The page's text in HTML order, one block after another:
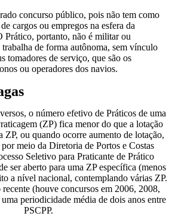
concurso público, pois não tem como
cargos ou empregos na esfera da
Prático, portanto, não é militar ou
de forma autônoma, sem vínculo
tomadores de serviço, que são os
ou operadores dos navios.
o número efetivo de Práticos de uma
(ZP) fica menor do que a lotação
ZP, ou quando ocorre aumento de lotação,
meio da Diretoria de Portos e Costas
Seletivo para Praticante de Prático
ser aberto para uma ZP específica (menos
a nível nacional, contemplando várias ZP.
(houve concursos em 2006, 2008,
periodicidade média de dois anos entre
PSCPP.